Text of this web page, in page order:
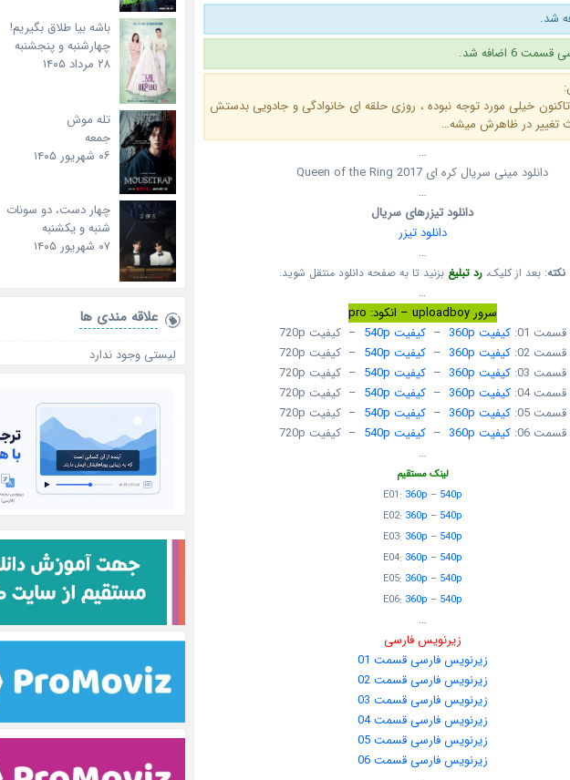
6 اضافه شد.
خیلی مورد توجه نبوده ، روزی حلقه ای خانوادگی و جادویی بدستش
تغییر در ظاهرش میشه…
…
دانلود مینی سریال کره ای Queen of the Ring 2017
…
دانلود تیزرهای سریال
دانلود تیزر
…
نکته: بعد از کلیک، رد تبلیغ بزنید تا به صفحه دانلود منتقل شوید.
…
سرور uploadboy – انکود: pro
قسمت 01:
کیفیت 360p –کیفیت 540p
– کیفیت 720p
قسمت 02:
کیفیت 360p –کیفیت 540p
– کیفیت 720p
قسمت 03:
کیفیت 360p –کیفیت 540p
– کیفیت 720p
قسمت 04:
کیفیت 360p –کیفیت 540p
– کیفیت 720p
قسمت 05:
کیفیت 360p –کیفیت 540p
– کیفیت 720p
قسمت 06:
کیفیت 360p –کیفیت 540p
– کیفیت 720p
…
لینک مستقیم
E01: 360p – 540p
E02: 360p – 540p
E03: 360p – 540p
E04: 360p – 540p
E05: 360p – 540p
E06: 360p – 540p
…
زیرنویس فارسی
زیرنویس فارسی قسمت 01
زیرنویس فارسی قسمت 02
زیرنویس فارسی قسمت 03
زیرنویس فارسی قسمت 04
زیرنویس فارسی قسمت 05
زیرنویس فارسی قسمت 06
باشه بیا طلاق بگیریم!
چهارشنبه و پنجشنبه
۲۸ مرداد ۱۴۰۵
تله موش
جمعه
۰۶ شهریور ۱۴۰۵
چهار دست، دو سونات
شنبه و یکشنبه
۰۷ شهریور ۱۴۰۵
علاقه‌ مندی ها
لیستی وجود ندارد